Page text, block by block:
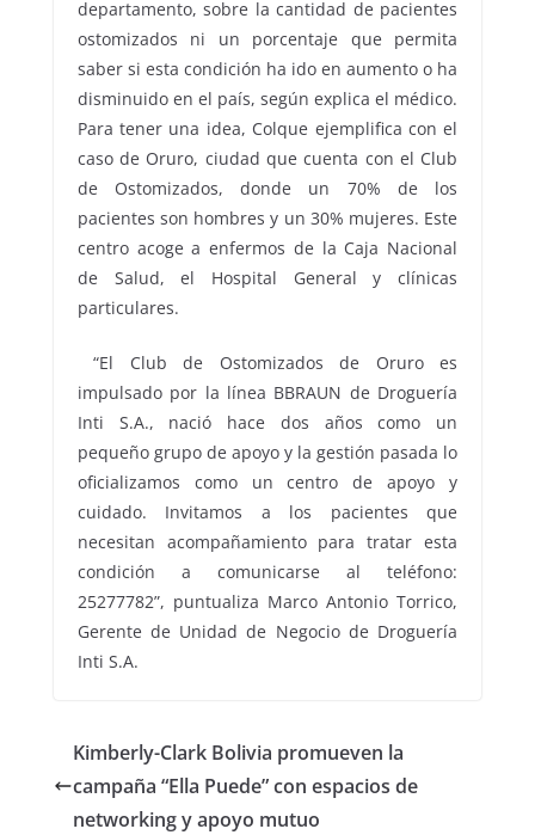
departamento, sobre la cantidad de pacientes
ostomizados ni un porcentaje que permita
saber si esta condición ha ido en aumento o ha
disminuido en el país, según explica el médico.
Para tener una idea, Colque ejemplifica con el
caso de Oruro, ciudad que cuenta con el Club
de Ostomizados, donde un 70% de los
pacientes son hombres y un 30% mujeres. Este
centro acoge a enfermos de la Caja Nacional
de Salud, el Hospital General y clínicas
particulares.
“El Club de Ostomizados de Oruro es
impulsado por la línea BBRAUN de Droguería
Inti S.A., nació hace dos años como un
pequeño grupo de apoyo y la gestión pasada lo
oficializamos como un centro de apoyo y
cuidado. Invitamos a los pacientes que
necesitan acompañamiento para tratar esta
condición a comunicarse al teléfono:
25277782”, puntualiza Marco Antonio Torrico,
Gerente de Unidad de Negocio de Droguería
Inti S.A.
Kimberly-Clark Bolivia promueven la
campaña “Ella Puede” con espacios de
networking y apoyo mutuo